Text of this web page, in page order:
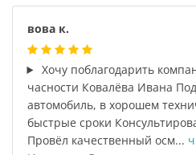
вова к.
Хочу поблагодарить
часности Ковалёва Ивана
автомобиль, в хорошем
быстрые сроки
Провёл качественный осм...